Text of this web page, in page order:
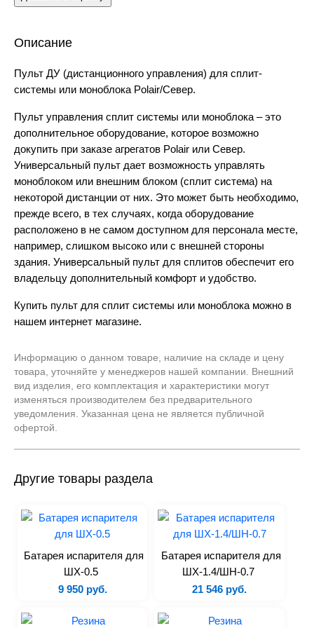
Моноблоки
Холодильные камеры
Бонеты
Витрины
Льдогенераторы
Шоковая заморозка
Запчасти
Пароконвектоматы
Печи
Печи для пиццы
Расстоечные шкафы
Плиты
Аппараты для sous-vide
Аппараты для варки
Вентиляционные зонты
Жарочные шкафы
Печи на твердом топливе
Термостаты
Аксессуары
Описание
Пульт ДУ (дистанционного управления) для сплит-
системы или моноблока Polair/Север.
Пульт управления сплит системы или моноблока – это
дополнительное оборудование, которое возможно
докупить при заказе агрегатов Polair или Север.
Универсальный пульт дает возможность управлять
моноблоком или внешним блоком (сплит система) на
некоторой дистанции от них. Это может быть необходимо,
прежде всего, в тех случаях, когда оборудование
расположено в не самом доступном для персонала месте,
например, слишком высоко или с внешней стороны
здания. Универсальный пульт для сплитов обеспечит его
владельцу дополнительный комфорт и удобство.
Купить пульт для сплит системы или моноблока можно в
нашем интернет магазине.
Информацию о данном товаре, наличие на складе и цену
товара, уточняйте у менеджеров нашей компании. Внешний
вид изделия, его комплектация и характеристики могут
изменяться производителем без предварительного
уведомления. Указанная цена не является публичной
офертой.
Другие товары раздела
Батарея испарителя для
ШХ-0.5
9 950 руб.
Батарея испарителя для
ШХ-1.4/ШН-0.7
21 546 руб.